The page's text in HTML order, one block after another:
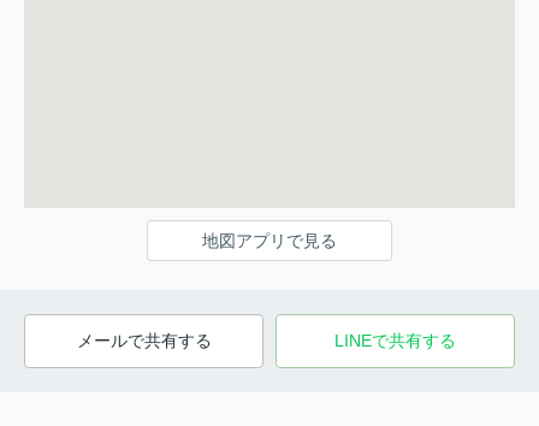
地図アプリで見る
メールで共有する LINEで共有する